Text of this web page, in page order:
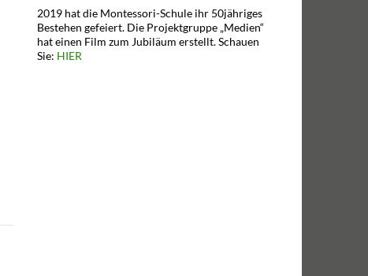
2019 hat die Montessori-Schule ihr 50jähriges
Bestehen gefeiert. Die Projektgruppe „Medien“
hat einen Film zum Jubiläum erstellt. Schauen
Sie: HIER